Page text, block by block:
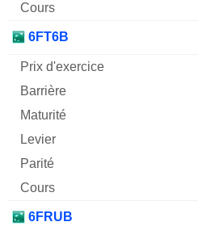
6FT6B
6FRUB